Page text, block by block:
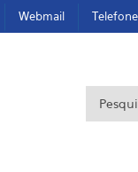
Webmail